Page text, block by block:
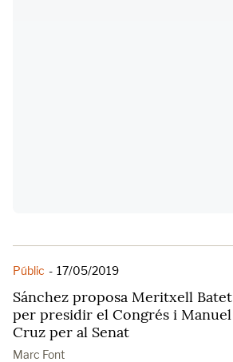
Públic - 17/05/2019
Sánchez proposa Meritxell Batet
per presidir el Congrés i Manuel
Cruz per al Senat
Marc Font